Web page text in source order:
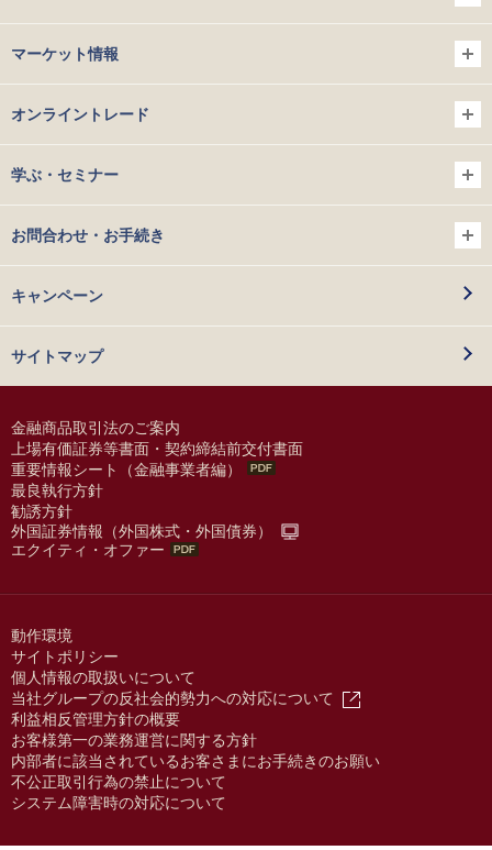
マーケット情報
オンライントレード
学ぶ・セミナー
お問合わせ・お手続き
キャンペーン
サイトマップ
金融商品取引法のご案内
上場有価証券等書面・契約締結前交付書面
重要情報シート（金融事業者編）
最良執行方針
勧誘方針
外国証券情報（外国株式・外国債券）
エクイティ・オファー
動作環境
サイトポリシー
個人情報の取扱いについて
当社グループの反社会的勢力への対応について
利益相反管理方針の概要
お客様第一の業務運営に関する方針
内部者に該当されているお客さまにお手続きのお願い
不公正取引行為の禁止について
システム障害時の対応について